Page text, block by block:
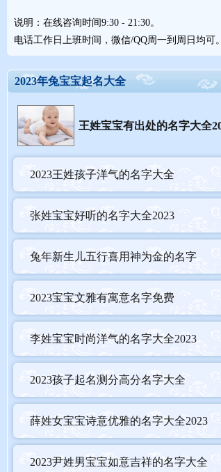
信 博 - 五行：土金水
信从生肖上看，生肖为兔，名字中应有亻部首为
字义信表示诚实、信然、信用；博表示博洽、博
音律尹、信、博的读音是yǐn、xìn、bó，声调为
五格该名字的五格笔画搭配为4-9-12，五格大吉。
天格5解析：福禄长寿的福德集门数。 （大吉）
地格21解析：明月光照，独立权威数。 （大吉）
人格13解析：智略超群的博学多才数。 （大吉）
外格13解析：智略超群的博学多才数。 （大吉）
说明：在线咨询时间9:30 - 21:30。
电话工作日上班时间，微信/QQ周一到周日均可。
2023年兔宝宝起名大全
王姓宝宝有出处的名字大全
2023王姓孩子洋气的名字大全
张姓宝宝好听的名字大全2023
兔年新生儿五行喜用神为金的名字
2023宝宝文雅有寓意名字免费
李姓宝宝时尚洋气的名字大全2023
2023孩子起名测分高分名字大全
薛姓女宝宝诗意优雅的名字大全2023
2023尹姓男宝宝如意吉祥的名字大全